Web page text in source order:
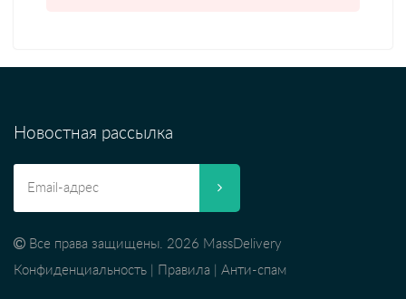
Новостная рассылка
Все права защищены. 2026 MassDelivery
Конфиденциальность
Правила Анти-спам